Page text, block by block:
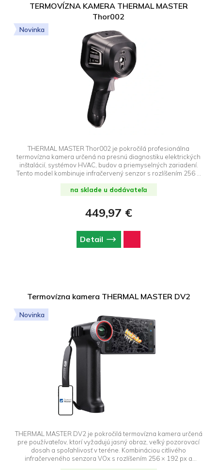
TERMOVÍZNA KAMERA THERMAL MASTER
Thor002
Novinka
THERMAL MASTER Thor002 je pokročilá profesionálna
termovízna kamera určená na presnú diagnostiku elektrických
inštalácií, systémov HVAC, budov a priemyselných zariadení.
Tento model kombinuje infračervený senzor s rozlíšením 256 ×
512 × 384 pixelov, čím poskytuje jasnejší pohľad aj na tie
najmenšie detaily. Zariadenie meria teploty v širokom rozsahu
hodnoty a vďaka svojej vysokej tepelnej citlivosti (NETD
na sklade u dodávateľa
449,97 €
Detail
Termovízna kamera THERMAL MASTER DV2
Novinka
THERMAL MASTER DV2 je pokročilá termovízna kamera určená
pre používateľov, ktorí vyžadujú jasný obraz, veľký pozorovací
dosah a spoľahlivosť v teréne. Kombináciou citlivého
infračerveného senzora VOx s rozlíšením 256 × 192 px a